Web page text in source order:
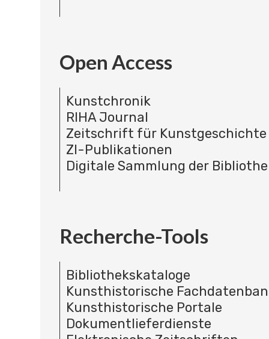
Open Access
Kunstchronik
RIHA Journal
Zeitschrift für Kunstgeschichte
ZI-Publikationen
Digitale Sammlung der
Recherche-Tools
Bibliothekskataloge
Kunsthistorische
Kunsthistorische Portale
Dokumentlieferdienste